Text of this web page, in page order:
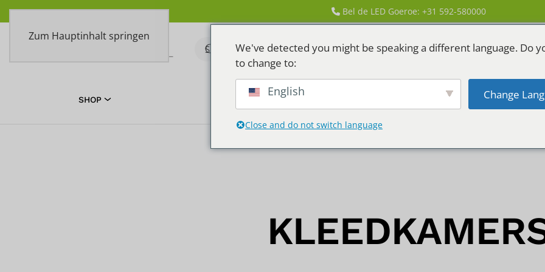
Zum Hauptinhalt springen
Bel de LED Goeroe: +31 592-580000
SHOP TOEPASSINGEN
We've detected you might be speaking a different language. Do
to change to:
English Change
Close and do not switch language